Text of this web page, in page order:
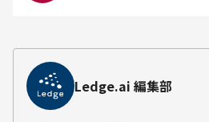
Ledge.ai 編集部